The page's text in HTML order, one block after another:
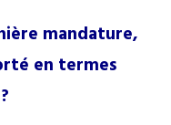
mandature,
en termes
?